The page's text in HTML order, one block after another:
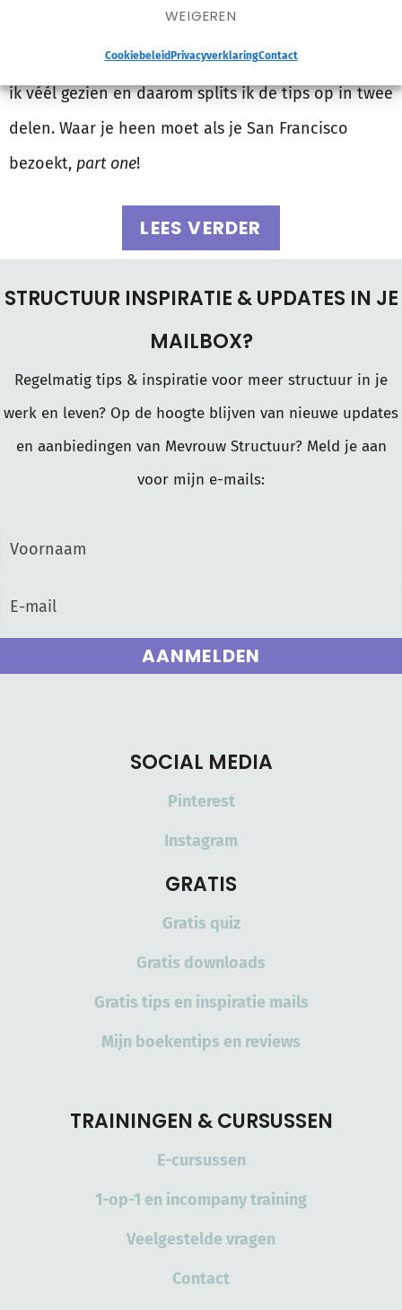
WEIGEREN
Cookiebeleid PrivacyverklaringContact
geweldige stad en voor Amerikaanse standaarden
nog best “Europees”. Omdat ik er een week was heb
ik véél gezien en daarom splits ik de tips op in twee
delen. Waar je heen moet als je San Francisco
bezoekt, part one!
LEES VERDER
STRUCTUUR INSPIRATIE & UPDATES IN JE
MAILBOX?
Regelmatig tips & inspiratie voor meer structuur in je
werk en leven? Op de hoogte blijven van nieuwe updates
en aanbiedingen van Mevrouw Structuur? Meld je aan
voor mijn e-mails:
AANMELDEN
SOCIAL MEDIA
Pinterest
Instagram
GRATIS
Gratis quiz
Gratis downloads
Gratis tips en inspiratie mails
Mijn boekentips en reviews
TRAININGEN & CURSUSSEN
E-cursussen
1-op-1 en incompany training
Veelgestelde vragen
Contact